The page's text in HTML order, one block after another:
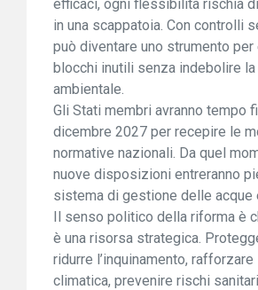
efficaci, ogni flessibilità rischia
in una scappatoia. Con controlli
può diventare uno strumento per
blocchi inutili senza indebolire
ambientale.
Gli Stati membri avranno tempo
dicembre 2027 per recepire le
normative nazionali. Da quel
nuove disposizioni entreranno
sistema di gestione delle acque
Il senso politico della riforma è
è una risorsa strategica.
ridurre l’inquinamento,
climatica, prevenire rischi